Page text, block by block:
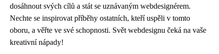
dosáhnout svých cílů a stát se uznávaným webdesignérem.
Nechte se inspirovat příběhy ostatních, kteří uspěli v tomto
oboru, a věřte ve své schopnosti. Svět webdesignu čeká na vaše
kreativní nápady!